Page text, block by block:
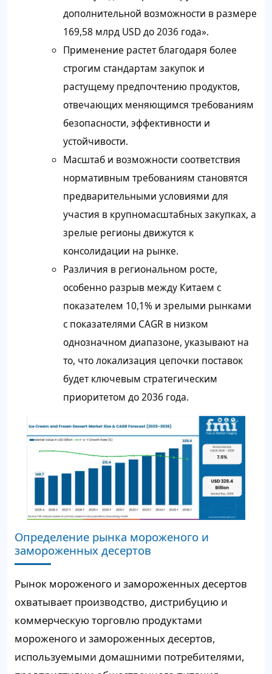
дополнительной возможности в размере
169,58 млрд USD до 2036 года».
Применение растет благодаря более
строгим стандартам закупок и
растущему предпочтению продуктов,
отвечающих меняющимся требованиям
безопасности, эффективности и
устойчивости.
Масштаб и возможности соответствия
нормативным требованиям становятся
предварительными условиями для
участия в крупномасштабных закупках, а
зрелые регионы движутся к
консолидации на рынке.
Различия в региональном росте,
особенно разрыв между Китаем с
показателем 10,1% и зрелыми рынками
с показателями CAGR в низком
однозначном диапазоне, указывают на
то, что локализация цепочки поставок
будет ключевым стратегическим
приоритетом до 2036 года.
Определение рынка мороженого и
замороженных десертов
Рынок мороженого и замороженных десертов
охватывает производство, дистрибуцию и
коммерческую торговлю продуктами
мороженого и замороженных десертов,
используемыми домашними потребителями,